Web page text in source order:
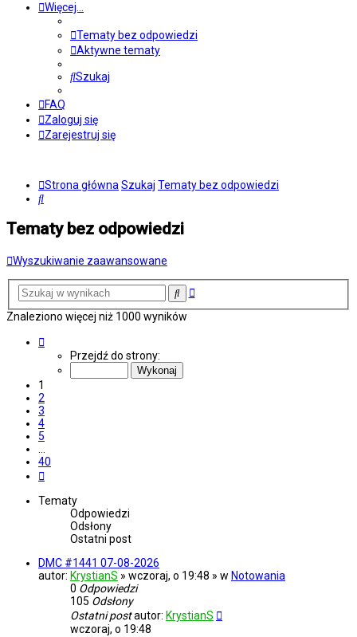
Więcej…
Tematy bez odpowiedzi
Aktywne tematy
Szukaj
FAQ
Zaloguj się
Zarejestruj się
Strona główna Szukaj Tematy bez odpowiedzi
Szukaj
Tematy bez odpowiedzi
Wyszukiwanie zaawansowane
SzukajWyszukiwanie
Znaleziono więcej niż 1000 wyników
Przejdź do strony:
1
2
3
4
5
…
40
Tematy
Odpowiedzi
Odsłony
Ostatni post
DMC #1441 07-08-2026
autor: KrystianS » wczoraj, o 19:48 » w Notowania
0 Odpowiedzi
105 Odsłony
Ostatni postautor: KrystianS
wczoraj, o 19:48